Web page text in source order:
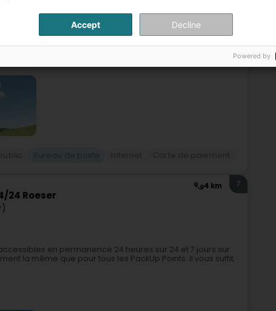
en permanence 24 heures sur 24 et 7 jours sur
la même que pour tous les PackUp Points. Il vous suffit
4 km
24 Roeser
7
en permanence 24 heures sur 24 et 7 jours sur
la même que pour tous les PackUp Points. Il vous suffit
Accept Decline
Powered by